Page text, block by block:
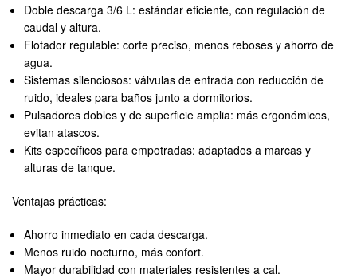
Doble descarga 3/6 L: estándar eficiente, con regulación de
caudal y altura.
Flotador regulable: corte preciso, menos reboses y ahorro de
agua.
Sistemas silenciosos: válvulas de entrada con reducción de
ruido, ideales para baños junto a dormitorios.
Pulsadores dobles y de superficie amplia: más ergonómicos,
evitan atascos.
Kits específicos para empotradas: adaptados a marcas y
alturas de tanque.
Ventajas prácticas:
Ahorro inmediato en cada descarga.
Menos ruido nocturno, más confort.
Mayor durabilidad con materiales resistentes a cal.